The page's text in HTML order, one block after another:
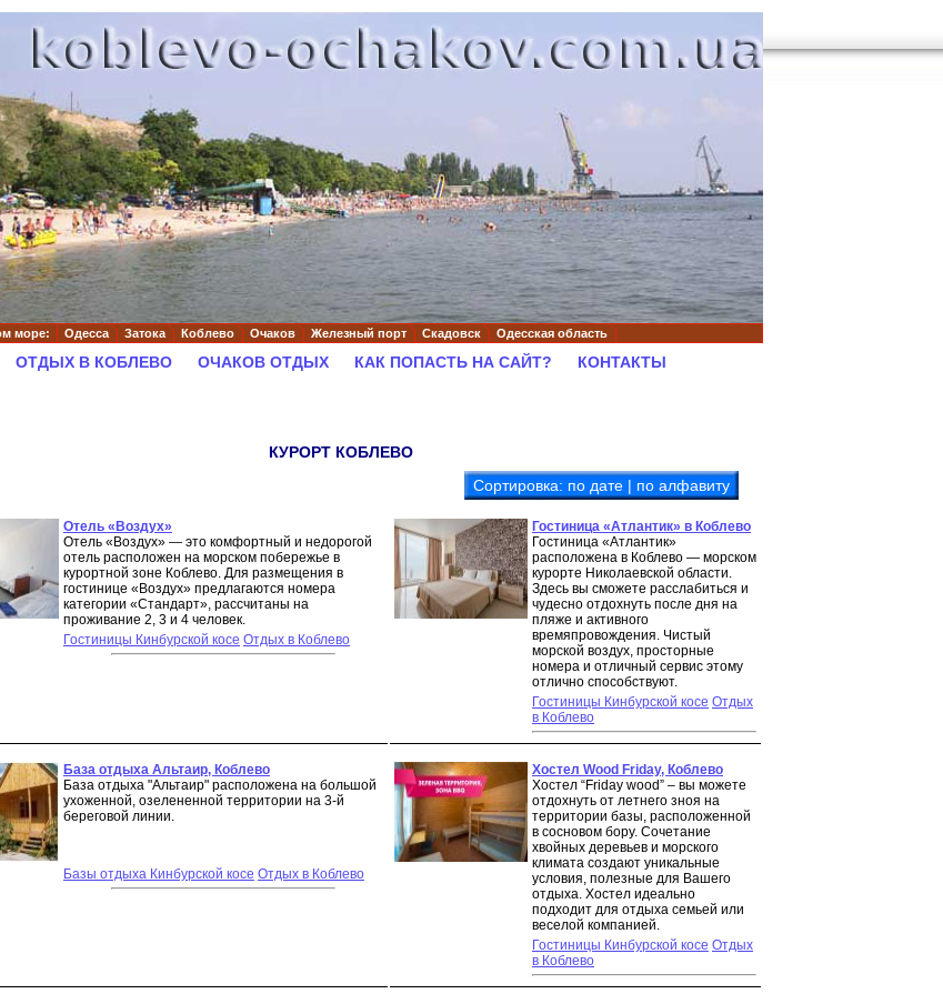
море: Одесса Затока Коблево Очаков Железный порт Скадовск Одесская область
ОТДЫХ В КОБЛЕВО ОЧАКОВ ОТДЫХ КАК ПОПАСТЬ НА САЙТ? КОНТАКТЫ
КУРОРТ КОБЛЕВО
Сортировка: по дате| по алфавиту
Отель «Воздух»
Отель «Воздух» — это комфортный и недорогой
отель расположен на морском побережье в
курортной зоне Коблево. Для размещения в
гостинице «Воздух» предлагаются номера
категории «Стандарт», рассчитаны на
проживание 2, 3 и 4 человек.
Гостиницы Кинбурской косе Отдых в Коблево
Гостиница «Атлантик» в Коблево
Гостиница «Атлантик»
расположена в Коблево — морском
курорте Николаевской области.
Здесь вы сможете расслабиться и
чудесно отдохнуть после дня на
пляже и активного
времяпровождения. Чистый
морской воздух, просторные
номера и отличный сервис этому
отлично способствуют.
Гостиницы Кинбурской косе Отдых
в Коблево
База отдыха Альтаир, Коблево
База отдыха "Альтаир" расположена на большой
ухоженной, озелененной территории на 3-й
береговой линии.
Базы отдыха Кинбурской косе Отдых в Коблево
Хостел Wood Friday, Коблево
Хостел “Friday wood” – вы можете
отдохнуть от летнего зноя на
территории базы, расположенной
в сосновом бору. Сочетание
хвойных деревьев и морского
климата создают уникальные
условия, полезные для Вашего
отдыха. Хостел идеально
подходит для отдыха семьей или
веселой компанией.
Гостиницы Кинбурской косе Отдых
в Коблево